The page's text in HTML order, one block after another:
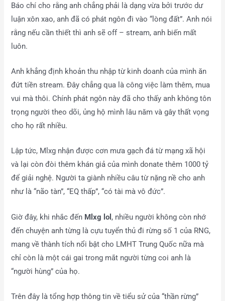
Báo chí cho rằng anh chẳng phải là dạng vừa bởi trước dư
luận xôn xao, anh đã có phát ngôn đi vào “lòng đất”. Anh nói
rằng nếu cần thiết thì anh sẽ off – stream, anh biến mất
luôn.
Anh khẳng định khoản thu nhập từ kinh doanh của mình ăn
đứt tiền stream. Đây chẳng qua là công việc làm thêm, mua
vui mà thôi. Chính phát ngôn này đã cho thấy anh không tôn
trọng người theo dõi, ủng hộ mình lâu năm và gây thất vọng
cho họ rất nhiều.
Lập tức, Mlxg nhận được cơn mưa gạch đá từ mạng xã hội
và lại còn đòi thêm khán giả của mình donate thêm 1000 tỷ
để giải nghệ. Người ta giành nhiều câu từ nặng nề cho anh
như là “não tàn”, “EQ thấp”, “có tài mà vô đức”.
Giờ đây, khi nhắc đến Mlxg lol , nhiều người không còn nhớ
đến chuyện anh từng là cựu tuyển thủ đi rừng số 1 của RNG,
mang về thành tích nổi bật cho LMHT Trung Quốc nữa mà
chỉ còn là một cái gai trong mắt người từng coi anh là
“người hùng” của họ.
Trên đây là tổng hợp thông tin về tiểu sử của “thần rừng”